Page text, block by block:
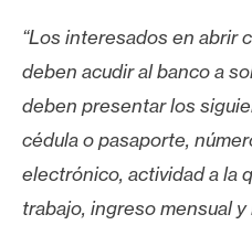
“Los interesados en abrir
deben acudir al banco a
deben presentar los
cédula o pasaporte,
electrónico, actividad a la
trabajo, ingreso mensual y